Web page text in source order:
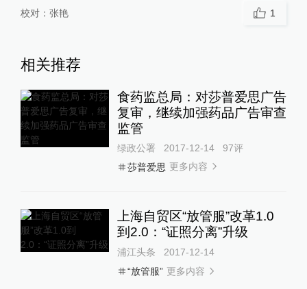
校对： 张艳 1
相关推荐
食药监总局：对莎普爱思广告
复审，继续加强药品广告审查
监管
绿政公署 2017-12-14 97评
莎普爱思 更多内容
上海自贸区“放管服”改革1.0
到2.0：“证照分离”升级
浦江头条
2017-12-14
“放管服” 更多内容